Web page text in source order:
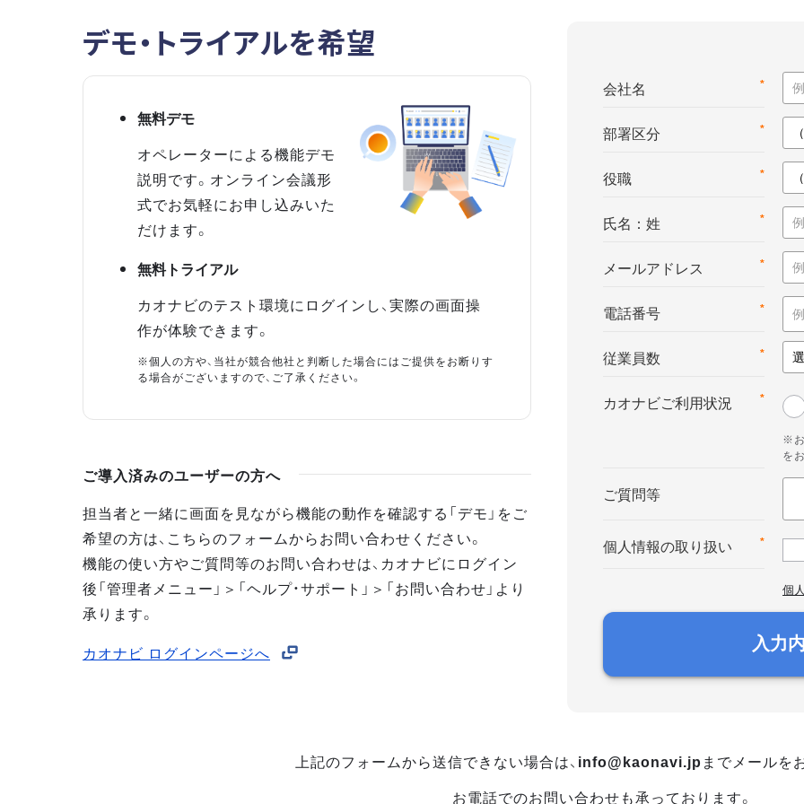
デモ・トライアルを希望
無料デモ
オペレーターによる機能デモ
説明です。オンライン会議形
式でお気軽にお申し込みいた
だけます。
無料トライアル
カオナビのテスト環境にログインし、実際の画面操
作が体験できます。
※個人の方や、当社が競合他社と判断した場合にはご提供をお断りす
る場合がございますので、ご了承ください。
ご導入済みのユーザーの方へ
担当者と一緒に画面を見ながら機能の動作を確認する「デモ」をご
希望の方は、こちらのフォームからお問い合わせください。
機能の使い方やご質問等のお問い合わせは、カオナビにログイン
後「管理者メニュー」＞「ヘルプ・サポート」＞「お問い合わせ」より
承ります。
カオナビ ログインページへ
*
会社名
*
部署区分
*
役職
*
氏名：姓
*
メールアドレス
*
電話番号
*
従業員数
*
カオナビご利用状況
※お
を
ご質問等
*
個人情報の取り扱い
個
入力
上記のフォームから送信できない場合は、 info@kaonavi.jp までメールを
お電話でのお問い合わせも承っております。